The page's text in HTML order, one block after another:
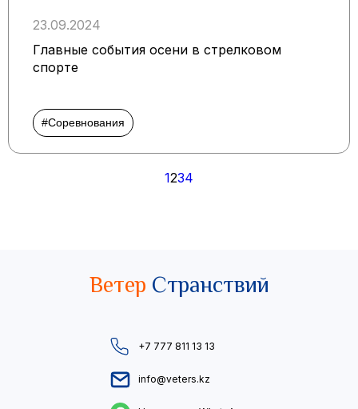
23.09.2024
Главные события осени в стрелковом
спорте
#Соревнования
1234
Ветер Странствий
+7 777 811 13 13
info@veters.kz